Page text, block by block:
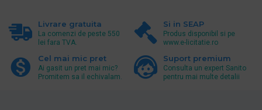
Livrare gratuita
La comenzi de peste 550
lei fara TVA.
Si in SEAP
Produs disponibil si pe
www.e-licitatie.ro
Cel mai mic pret
Ai gasit un pret mai mic?
Promitem sa il echivalam.
Suport premium
Consulta un expert Sanito
pentru mai multe detalii